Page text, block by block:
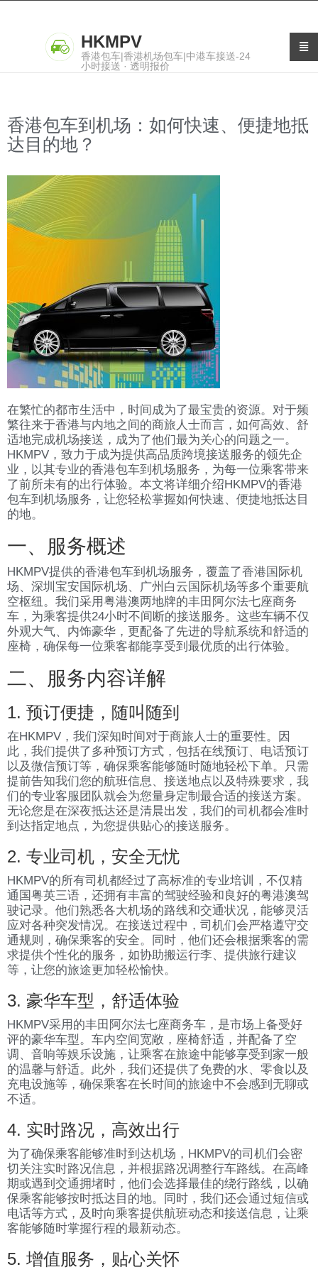
HKMPV
香港包车|香港机场包车|中港车接送-24
小时接送 · 透明报价
香港包车到机场：如何快速、便捷地抵
达目的地？
在繁忙的都市生活中，时间成为了最宝贵的资源。对于频
繁往来于香港与内地之间的商旅人士而言，如何高效、舒
适地完成机场接送，成为了他们最为关心的问题之一。
HKMPV，致力于成为提供高品质跨境接送服务的领先企
业，以其专业的香港包车到机场服务，为每一位乘客带来
了前所未有的出行体验。本文将详细介绍HKMPV的香港
包车到机场服务，让您轻松掌握如何快速、便捷地抵达目
的地。
一、服务概述
HKMPV提供的香港包车到机场服务，覆盖了香港国际机
场、深圳宝安国际机场、广州白云国际机场等多个重要航
空枢纽。我们采用粤港澳两地牌的丰田阿尔法七座商务
车，为乘客提供24小时不间断的接送服务。这些车辆不仅
外观大气、内饰豪华，更配备了先进的导航系统和舒适的
座椅，确保每一位乘客都能享受到最优质的出行体验。
二、服务内容详解
1. 预订便捷，随叫随到
在HKMPV，我们深知时间对于商旅人士的重要性。因
此，我们提供了多种预订方式，包括在线预订、电话预订
以及微信预订等，确保乘客能够随时随地轻松下单。只需
提前告知我们您的航班信息、接送地点以及特殊要求，我
们的专业客服团队就会为您量身定制最合适的接送方案。
无论您是在深夜抵达还是清晨出发，我们的司机都会准时
到达指定地点，为您提供贴心的接送服务。
2. 专业司机，安全无忧
HKMPV的所有司机都经过了高标准的专业培训，不仅精
通国粤英三语，还拥有丰富的驾驶经验和良好的粤港澳驾
驶记录。他们熟悉各大机场的路线和交通状况，能够灵活
应对各种突发情况。在接送过程中，司机们会严格遵守交
通规则，确保乘客的安全。同时，他们还会根据乘客的需
求提供个性化的服务，如协助搬运行李、提供旅行建议
等，让您的旅途更加轻松愉快。
3. 豪华车型，舒适体验
HKMPV采用的丰田阿尔法七座商务车，是市场上备受好
评的豪华车型。车内空间宽敞，座椅舒适，并配备了空
调、音响等娱乐设施，让乘客在旅途中能够享受到家一般
的温馨与舒适。此外，我们还提供了免费的水、零食以及
充电设施等，确保乘客在长时间的旅途中不会感到无聊或
不适。
4. 实时路况，高效出行
为了确保乘客能够准时到达机场，HKMPV的司机们会密
切关注实时路况信息，并根据路况调整行车路线。在高峰
期或遇到交通拥堵时，他们会选择最佳的绕行路线，以确
保乘客能够按时抵达目的地。同时，我们还会通过短信或
电话等方式，及时向乘客提供航班动态和接送信息，让乘
客能够随时掌握行程的最新动态。
5. 增值服务，贴心关怀